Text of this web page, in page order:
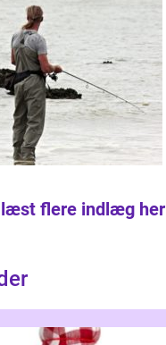
læst flere indlæg her